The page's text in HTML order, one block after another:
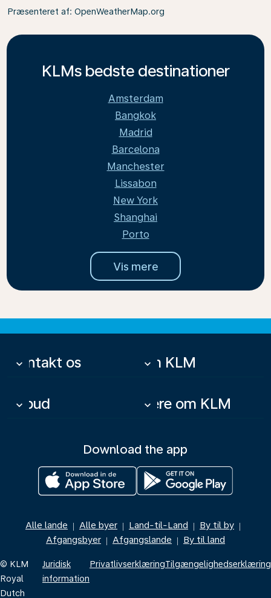
Præsenteret af: OpenWeatherMap.org
KLMs bedste destinationer
Amsterdam
Bangkok
Madrid
Barcelona
Manchester
Lissabon
New York
Shanghai
Porto
Vis mere
Kontakt os
keyboard_arrow_down Om KLM
keyboard_arrow_down
Tilbud
keyboard_arrow_down Mere om KLM
keyboard_arrow_down
Download the app
Alle lande | Alle byer | Land-til-Land | By til by |
Afgangsbyer | Afgangslande | By til land
© KLM
Royal
Dutch
Juridisk
information
PrivatlivserklæringTilgængelighedserklæring